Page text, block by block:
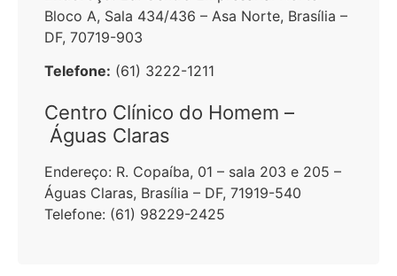
Bloco A, Sala 434/436 – Asa Norte, Brasília –
DF, 70719-903
Telefone: (61) 3222-1211
Centro Clínico do Homem –
Águas Claras
Endereço: R. Copaíba, 01 – sala 203 e 205 –
Águas Claras, Brasília – DF, 71919-540
Telefone: (61) 98229-2425